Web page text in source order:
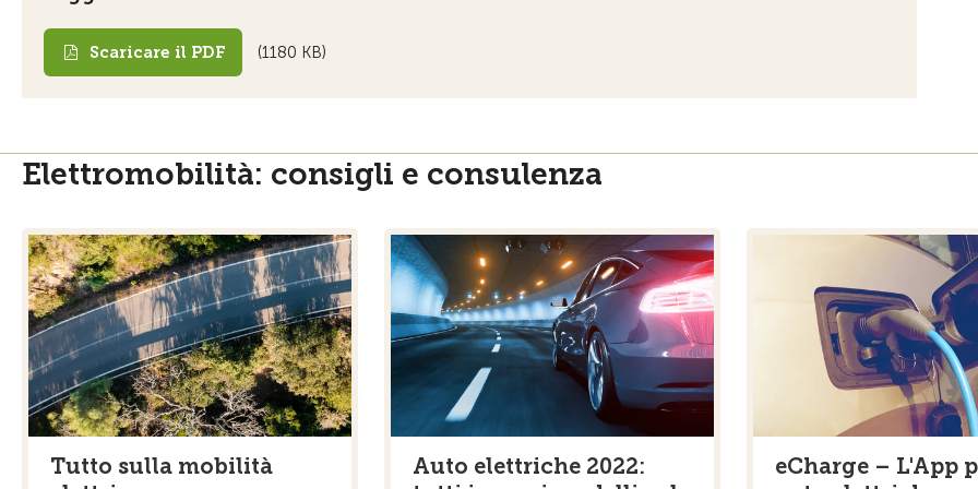
Scaricare il PDF (1180 KB)
Elettromobilità: consigli e consulenza
Tutto sulla mobilità
Auto elettriche 2022:
eCharge – L'App